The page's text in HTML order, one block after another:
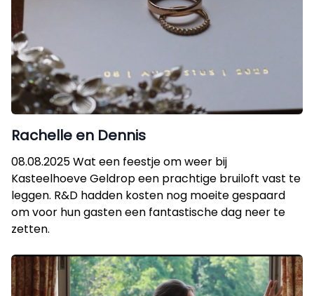
Rachelle en Dennis
08.08.2025 Wat een feestje om weer bij
Kasteelhoeve Geldrop een prachtige bruiloft vast te
leggen. R&D hadden kosten nog moeite gespaard
om voor hun gasten een fantastische dag neer te
zetten.